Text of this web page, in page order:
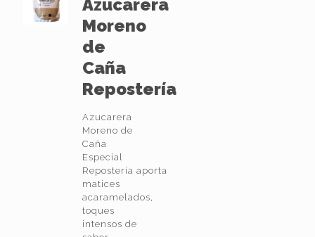
Azucarera
Moreno
de
Caña
Repostería
Azucarera
Moreno de
Caña
Especial
Repostería aporta
matices
acaramelados,
toques
intensos de